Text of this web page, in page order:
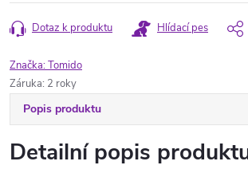
cena:
Dotaz k produktu Hlídací pes
Značka:Tomido
Záruka: 2 roky
Popis produktu
Detailní popis